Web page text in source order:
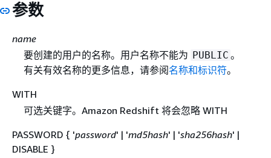
参数
name
要创建的用户的名称。用户名称不能为 PUBLIC 。
有关有效名称的更多信息，请参阅名称和标识符。
WITH
可选关键字。Amazon Redshift 将会忽略 WITH
PASSWORD { 'password' | 'md5hash' | 'sha256hash' |
DISABLE }